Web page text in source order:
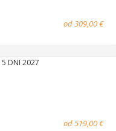
od 309,00 €
od 519,00 €